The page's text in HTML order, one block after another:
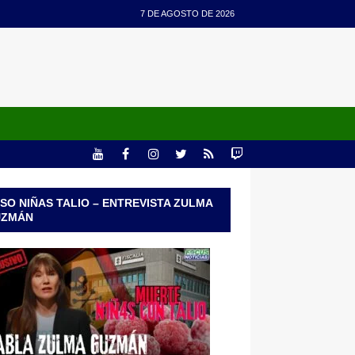
7 DE AGOSTO DE 2026
NIÑAS TALIO – ENTREVISTA ZULMA